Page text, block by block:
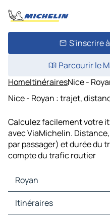
S'inscrire
Parcourir le
HomeItinérairesNice -
Nice - Royan : trajet,
Calculez facilement votre
avec ViaMichelin.
par passager) et durée du
compte du trafic routier
Royan
Royan Cartes et plans
Royan Trafic
Itinéraires